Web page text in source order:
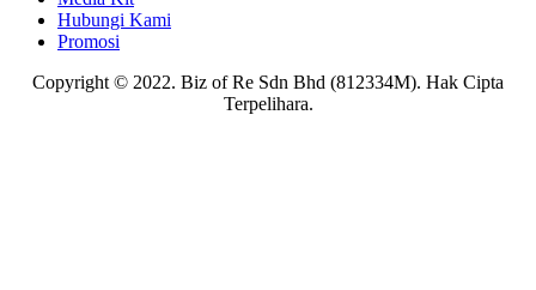
Hubungi Kami
Promosi
Copyright © 2022. Biz of Re Sdn Bhd (812334M). Hak Cipta
Terpelihara.